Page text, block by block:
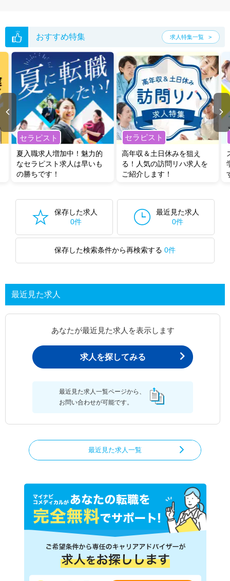
おすすめ特集 求人特集一覧
セラピスト
夏入職求人増加中！魅力的
なセラピスト求人は早いも
の勝ちです！
セラピスト
高年収＆土日休みを狙え
る！人気の訪問リハ求人を
ご紹介します！
保存した求人
0件
最近見た求人
0件
保存した検索条件から再検索する 0件
最近見た求人
あなたが最近見た求人を表示します
求人を探してみる
最近見た求人一覧ページから、
お問い合わせが可能です。
最近見た求人一覧